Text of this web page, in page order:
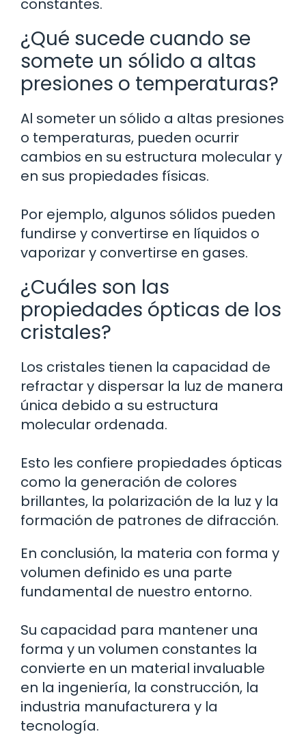
constantes.
¿Qué sucede cuando se
somete un sólido a altas
presiones o temperaturas?
Al someter un sólido a altas presiones
o temperaturas, pueden ocurrir
cambios en su estructura molecular y
en sus propiedades físicas.
Por ejemplo, algunos sólidos pueden
fundirse y convertirse en líquidos o
vaporizar y convertirse en gases.
¿Cuáles son las
propiedades ópticas de los
cristales?
Los cristales tienen la capacidad de
refractar y dispersar la luz de manera
única debido a su estructura
molecular ordenada.
Esto les confiere propiedades ópticas
como la generación de colores
brillantes, la polarización de la luz y la
formación de patrones de difracción.
En conclusión, la materia con forma y
volumen definido es una parte
fundamental de nuestro entorno.
Su capacidad para mantener una
forma y un volumen constantes la
convierte en un material invaluable
en la ingeniería, la construcción, la
industria manufacturera y la
tecnología.